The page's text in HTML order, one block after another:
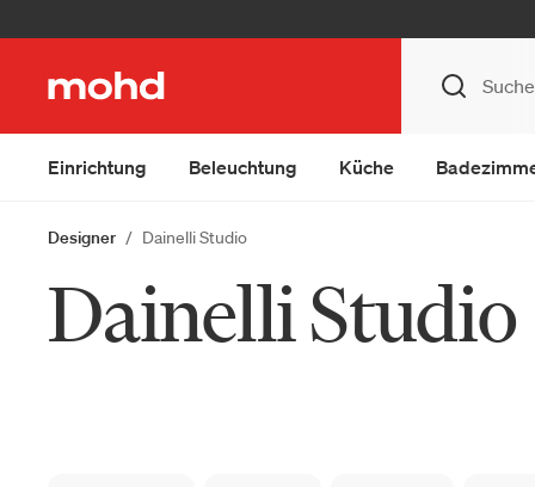
Einrichtung Beleuchtung Küche
Designer Dainelli Studio
Dainelli Studio